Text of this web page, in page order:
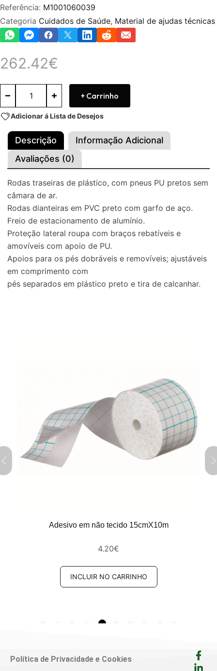
Referência: M1001060039
Categoria Cuidados de Saúde, Material de ajudas técnicas
262.42€
+ Carrinho
Adicionar á Lista de Desejos
Descrição
Informação Adicional
Avaliações (0)
Rodas traseiras de plástico, com pneus PU pretos sem
câmara de ar.
Rodas dianteiras em PVC preto com garfo de aço.
Freio de estacionamento de alumínio.
Proteção lateral roupa com braços rebatíveis e
amovíveis com apoio de PU.
Apoios para os pés dobráveis e removíveis; ajustáveis
em comprimento com
pés separados em plástico preto e tira de calcanhar.
Adesivo em não tecido 15cmX10m
4.20€
INCLUIR NO CARRINHO
Política de Privacidade e Cookies